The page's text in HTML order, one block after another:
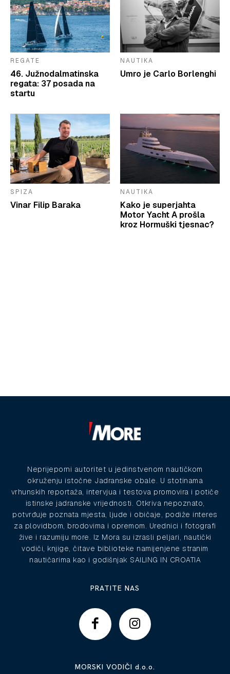
REGATE
46. Južnodalmatinska
regata: 37 posada na
startu
NAUTIKA
Umro je Carlo Borlenghi
SPIZA
Vinar Filip Baraka
NAUTIKA
Kako je superjahta
Motor Yacht A prošla
kroz Hormuški tjesnac?
Neprijeporni autoritet u jedinstvenom nautičkom
okruženju istočne Jadranske obale. U stotinama
vrhunskih reportaža, intervjua i testova promovira i potiče
istinske jadranske vrijednosti. Otkriva nepoznato,
potvrđuje poznata mjesta, ljude i običaje, podiže interes
za plovidbom, brodovima i opremom. Urednici i fotografi
žive i razumiju more. Iz Mora su izrasli peljari, nautički
vodiči, knjige, čitave biblioteke namijenjene stranim
nautičarima kao i godišnjak SAILING IN CROATIA
PRATITE NAS
MORSKI VODIČI d.o.o.